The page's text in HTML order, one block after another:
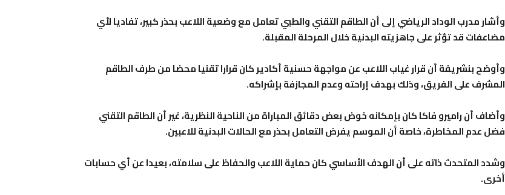
وأشار مدرب الوداد الرياضي إلى أن الطاقم التقني والطبي تعامل مع وضعية اللاعب بحذر كبير، تفاديا لأي
مضاعفات قد تؤثر على جاهزيته البدنية خلال المرحلة المقبلة.
وأوضح بنشريفة أن قرار غياب اللاعب عن مواجهة حسنية أكادير كان قرارا تقنيا محضا من طرف الطاقم
المشرف على الفريق، وذلك بهدف إراحته وعدم المجازفة بإشراكه.
وأضاف أن راميرو فاكا كان بإمكانه خوض بعض دقائق المباراة من الناحية النظرية، غير أن الطاقم التقني
فضل عدم المخاطرة، خاصة أن الموسم يفرض التعامل بحذر مع الحالات البدنية للاعبين.
وشدد المتحدث ذاته على أن الهدف الأساسي كان حماية اللاعب والحفاظ على سلامته، بعيدا عن أي حسابات
أخرى.